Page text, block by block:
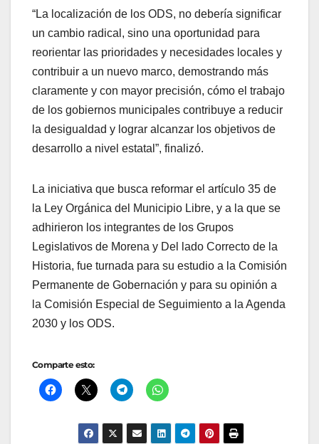
“La localización de los ODS, no debería significar
un cambio radical, sino una oportunidad para
reorientar las prioridades y necesidades locales y
contribuir a un nuevo marco, demostrando más
claramente y con mayor precisión, cómo el trabajo
de los gobiernos municipales contribuye a reducir
la desigualdad y lograr alcanzar los objetivos de
desarrollo a nivel estatal”, finalizó.
La iniciativa que busca reformar el artículo 35 de
la Ley Orgánica del Municipio Libre, y a la que se
adhirieron los integrantes de los Grupos
Legislativos de Morena y Del lado Correcto de la
Historia, fue turnada para su estudio a la Comisión
Permanente de Gobernación y para su opinión a
la Comisión Especial de Seguimiento a la Agenda
2030 y los ODS.
Comparte esto: